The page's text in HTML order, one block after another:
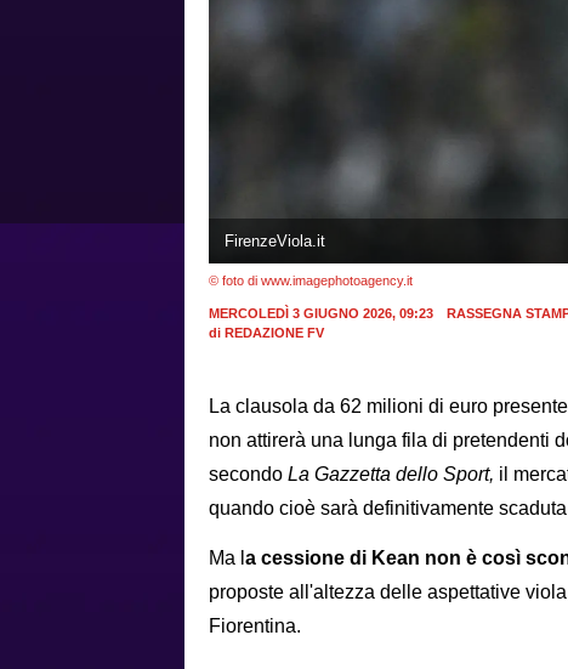
FirenzeViola.it
© foto di www.imagephotoagency.it
MERCOLEDÌ 3 GIUGNO 2026, 09:23
RASSEGNA
di REDAZIONE FV
La clausola da 62 milioni di euro
non attirerà una lunga fila di pretendenti
secondo La Gazzetta dello Sport, il
quando cioè sarà definitivamente
Ma l a cessione di Kean non è così
proposte all'altezza delle aspettative
Fiorentina.